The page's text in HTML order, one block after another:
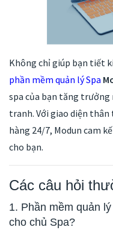
Không chỉ giúp bạn tiết
phần mềm quản lý Spa
spa của bạn tăng
tranh. Với giao diện thân
hàng 24/7, Modun cam
cho bạn.
Các câu hỏi
1. Phần mềm quản
cho chủ Spa?